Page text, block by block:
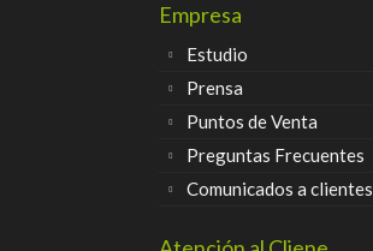
Empresa
Estudio
Prensa
Puntos de Venta
Preguntas Frecuentes
Comunicados a clientes